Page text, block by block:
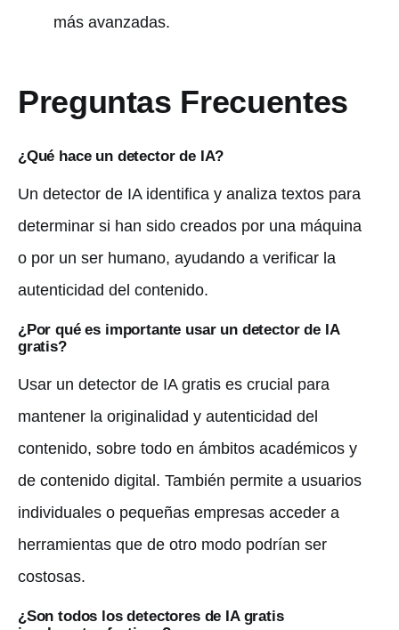
más avanzadas.
Preguntas Frecuentes
¿Qué hace un detector de IA?
Un detector de IA identifica y analiza textos para
determinar si han sido creados por una máquina
o por un ser humano, ayudando a verificar la
autenticidad del contenido.
¿Por qué es importante usar un detector de IA
gratis?
Usar un detector de IA gratis es crucial para
mantener la originalidad y autenticidad del
contenido, sobre todo en ámbitos académicos y
de contenido digital. También permite a usuarios
individuales o pequeñas empresas acceder a
herramientas que de otro modo podrían ser
costosas.
¿Son todos los detectores de IA gratis